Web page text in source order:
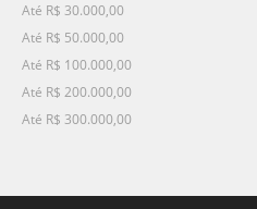
Até R$ 30.000,00
Até R$ 50.000,00
Até R$ 100.000,00
Até R$ 200.000,00
Até R$ 300.000,00